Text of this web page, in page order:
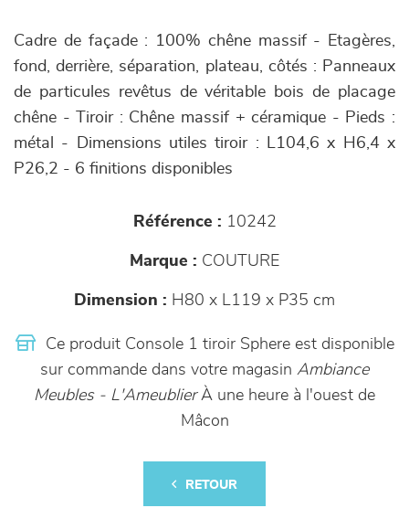
Cadre de façade : 100% chêne massif - Etagères,
fond, derrière, séparation, plateau, côtés : Panneaux
de particules revêtus de véritable bois de placage
chêne - Tiroir : Chêne massif + céramique - Pieds :
métal - Dimensions utiles tiroir : L104,6 x H6,4 x
P26,2 - 6 finitions disponibles
Référence : 10242
Marque : COUTURE
Dimension : H80 x L119 x P35 cm
Ce produit Console 1 tiroir Sphere est disponible
sur commande dans votre magasin Ambiance
Meubles - L'AmeublierÀ une heure à l'ouest de
Mâcon
RETOUR